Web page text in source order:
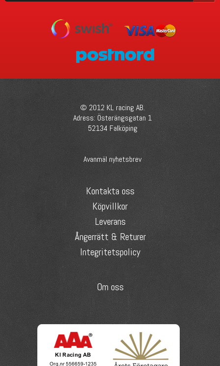
© 2012 KL racing AB.
Adress: Österängsgatan 1
52134 Falköping
Avanmäl nyhetsbrev
Kontakta oss
Köpvillkor
Leverans
Ångerrätt & Returer
Integritetspolicy
Om oss